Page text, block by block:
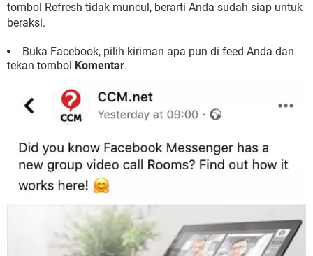
tombol Refresh tidak muncul, berarti Anda sudah siap untuk
beraksi.
Buka Facebook, pilih kiriman apa pun di feed Anda dan
tekan tombol Komentar.